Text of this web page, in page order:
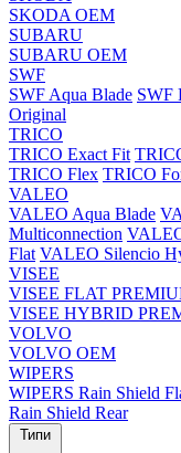
SKODA OEM
SUBARU
SUBARU OEM
SWF
SWF Aqua Blade SWF
Original
TRICO
TRICO Exact Fit
TRICO Flex TRICO
VALEO
VALEO Aqua Blade
Multiconnection
Flat VALEO Silencio
VISEE
VISEE FLAT
VISEE HYBRID
VOLVO
VOLVO OEM
WIPERS
WIPERS Rain Shield
Rain Shield Rear
Типи